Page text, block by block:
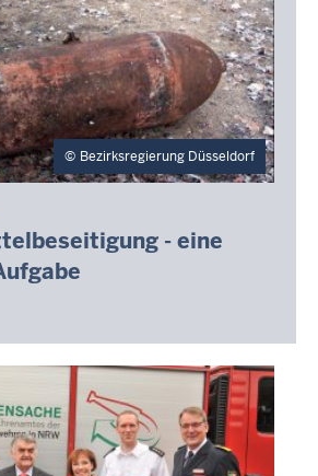
Bezirksregierung Düsseldorf
- eine